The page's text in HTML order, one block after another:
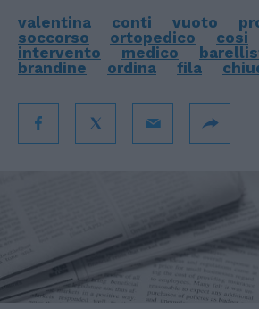
valentina conti vuoto
soccorso
ortopedico cosi
intervento
medico
brandine
ordina fila